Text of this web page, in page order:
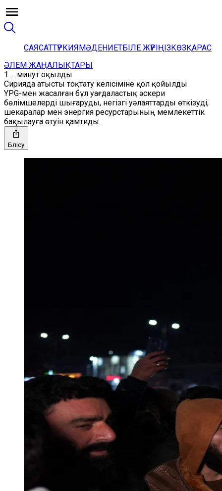
САЯСАТТҮРКИЯМӘДЕНИЕТБІЛЕ ЖҮРІҢІЗКӨЗҚАРАС
ӘЛЕМ ЖАҢАЛЫҚТАРЫ
1 ... минут оқылды
Сирияда атысты тоқтату келісіміне қол қойылды
YPG-мен жасалған бұл уағдаластық әскери
бөлімшелерді шығаруды, негізгі уәлаяттарды өткізуді,
шекаралар мен энергия ресурстарының мемлекеттік
бақылауға өтуін қамтиды.
Бөлісу